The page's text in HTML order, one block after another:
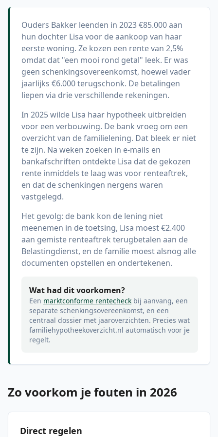
Ouders Bakker leenden in 2023 €85.000 aan
hun dochter Lisa voor de aankoop van haar
eerste woning. Ze kozen een rente van 2,5%
omdat dat "een mooi rond getal" leek. Er was
geen schenkingsovereenkomst, hoewel vader
jaarlijks €6.000 terugschonk. De betalingen
liepen via drie verschillende rekeningen.
In 2025 wilde Lisa haar hypotheek uitbreiden
voor een verbouwing. De bank vroeg om een
overzicht van de familielening. Dat bleek er niet
te zijn. Na weken zoeken in e-mails en
bankafschriften ontdekte Lisa dat de gekozen
rente inmiddels te laag was voor renteaftrek,
en dat de schenkingen nergens waren
vastgelegd.
Het gevolg: de bank kon de lening niet
meenemen in de toetsing, Lisa moest €2.400
aan gemiste renteaftrek terugbetalen aan de
Belastingdienst, en de familie moest alsnog alle
documenten opstellen en ondertekenen.
Wat had dit voorkomen?
Een marktconforme rentecheck bij aanvang, een
separate schenkingsovereenkomst, en een
centraal dossier met jaaroverzichten. Precies wat
familiehypotheekoverzicht.nl automatisch voor je
regelt.
Zo voorkom je fouten in 2026
Direct regelen